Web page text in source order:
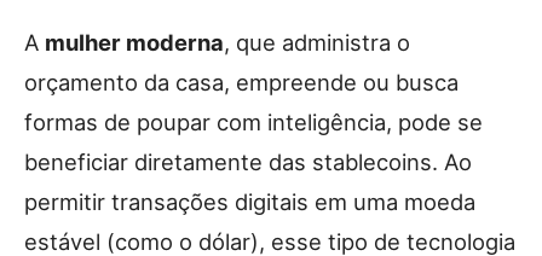
A mulher moderna, que administra o
orçamento da casa, empreende ou busca
formas de poupar com inteligência, pode se
beneficiar diretamente das stablecoins. Ao
permitir transações digitais em uma moeda
estável (como o dólar), esse tipo de tecnologia